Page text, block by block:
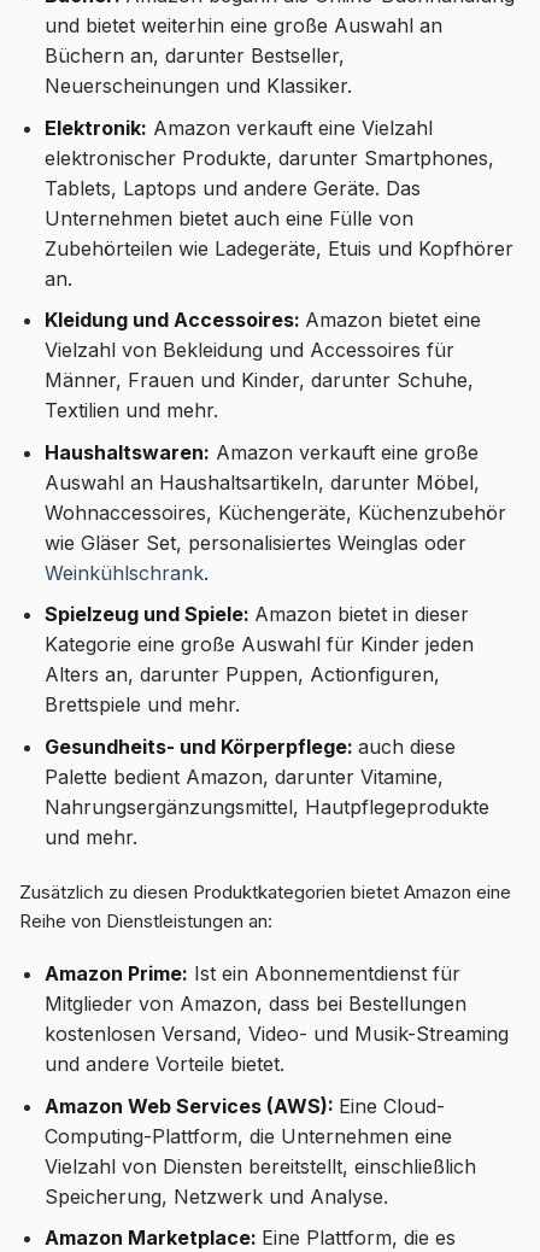
und bietet weiterhin eine große Auswahl an
Büchern an, darunter Bestseller,
Neuerscheinungen und Klassiker.
Elektronik: Amazon verkauft eine Vielzahl
elektronischer Produkte, darunter Smartphones,
Tablets, Laptops und andere Geräte. Das
Unternehmen bietet auch eine Fülle von
Zubehörteilen wie Ladegeräte, Etuis und Kopfhörer
an.
Kleidung und Accessoires: Amazon bietet eine
Vielzahl von Bekleidung und Accessoires für
Männer, Frauen und Kinder, darunter Schuhe,
Textilien und mehr.
Haushaltswaren: Amazon verkauft eine große
Auswahl an Haushaltsartikeln, darunter Möbel,
Wohnaccessoires, Küchengeräte, Küchenzubehör
wie Gläser Set, personalisiertes Weinglas oder
Weinkühlschrank.
Spielzeug und Spiele: Amazon bietet in dieser
Kategorie eine große Auswahl für Kinder jeden
Alters an, darunter Puppen, Actionfiguren,
Brettspiele und mehr.
Gesundheits- und Körperpflege: auch diese
Palette bedient Amazon, darunter Vitamine,
Nahrungsergänzungsmittel, Hautpflegeprodukte
und mehr.
Zusätzlich zu diesen Produktkategorien bietet Amazon eine
Reihe von Dienstleistungen an:
Amazon Prime: Ist ein Abonnementdienst für
Mitglieder von Amazon, dass bei Bestellungen
kostenlosen Versand, Video- und Musik-Streaming
und andere Vorteile bietet.
Amazon Web Services (AWS): Eine Cloud-
Computing-Plattform, die Unternehmen eine
Vielzahl von Diensten bereitstellt, einschließlich
Speicherung, Netzwerk und Analyse.
Amazon Marketplace: Eine Plattform, die es